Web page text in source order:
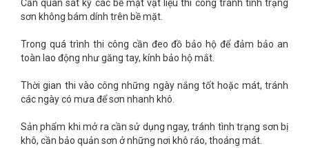
Cần quan sát kỹ các bề mặt vật liệu thi công tránh tình trạng
sơn không bám dính trên bề mặt.
Trong quá trình thi công cần đeo đồ bảo hộ để đảm bảo an
toàn lao động như găng tay, kính bảo hộ mắt.
Thời gian thi vào công những ngày nắng tốt hoặc mát, tránh
các ngày có mưa để sơn nhanh khô.
Sản phẩm khi mở ra cần sử dụng ngay, tránh tình trạng sơn bị
khô, cần bảo quản sơn ở những nơi khô ráo, thoáng mát.